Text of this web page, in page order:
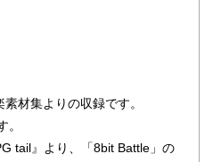
材集よりの収録です。
tail』より、「8bit Battle」の